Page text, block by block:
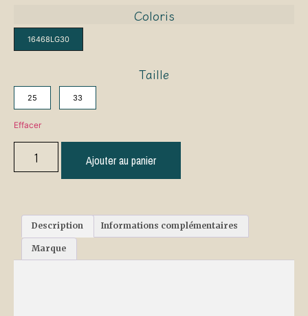
Coloris
16468LG30
Taille
25 33
Effacer
Ajouter au panier
Description Informations complémentaires
Marque